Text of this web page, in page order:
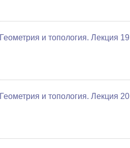
Геометрия и топология. Лекция 19
Геометрия и топология. Лекция 20